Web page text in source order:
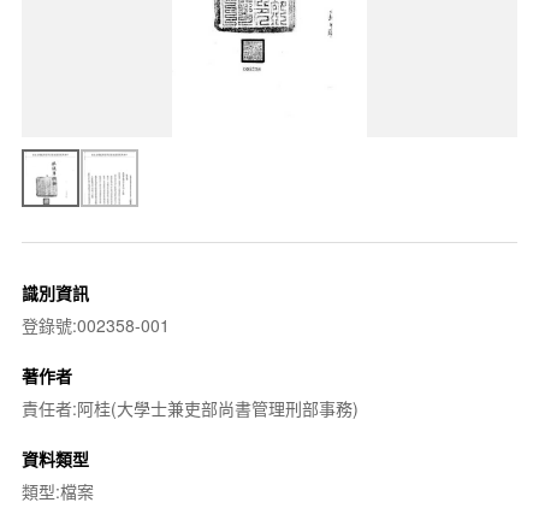
識別資訊
登錄號:002358-001
著作者
責任者:阿桂(大學士兼吏部尚書管理刑部事務)
資料類型
類型:檔案